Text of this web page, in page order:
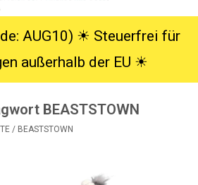
AUG10) ☀︎ Steuerfrei für
außerhalb der EU ☀︎
BEASTSTOWN
/ BEASTSTOWN